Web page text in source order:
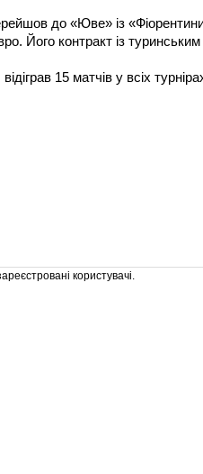
до «Юве» із
Його контракт із
15 матчів у всіх
користувачі.